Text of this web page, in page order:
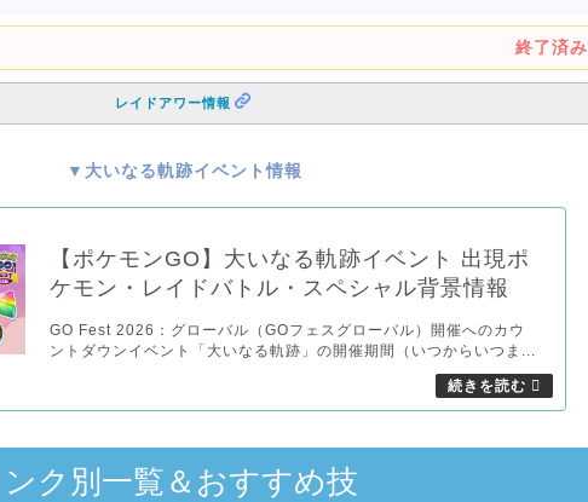
終了済み
レイドアワー情報
▼大いなる軌跡イベント情報
【ポケモンGO】大いなる軌跡イベント 出現ポ
ケモン・レイドバトル・スペシャル背景情報
GO Fest 2026：グローバル（GOフェスグローバル）開催へのカウ
ントダウンイベント「大いなる軌跡」の開催期間（いつからいつま...
ク別一覧＆おすすめ技